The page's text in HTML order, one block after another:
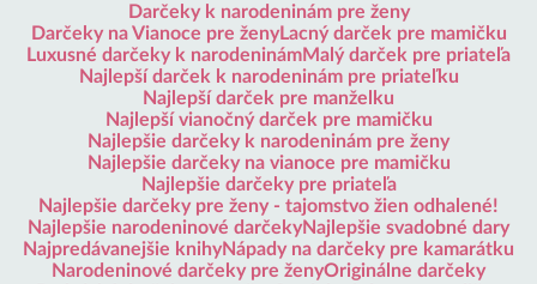
Darčeky k narodeninám pre ženy
Darčeky na Vianoce pre ženyLacný darček pre mamičku
Luxusné darčeky k narodeninámMalý darček pre priateľa
Najlepší darček k narodeninám pre priateľku
Najlepší darček pre manželku
Najlepší vianočný darček pre mamičku
Najlepšie darčeky k narodeninám pre ženy
Najlepšie darčeky na vianoce pre mamičku
Najlepšie darčeky pre priateľa
Najlepšie darčeky pre ženy - tajomstvo žien odhalené!
Najlepšie narodeninové darčekyNajlepšie svadobné dary
Najpredávanejšie knihyNápady na darčeky pre kamarátku
Narodeninové darčeky pre ženyOriginálne darčeky